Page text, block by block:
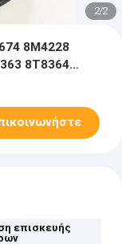
2/2
8M4228
8T8364
επισκευής